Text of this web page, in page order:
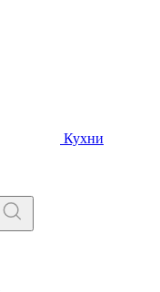
Кухни